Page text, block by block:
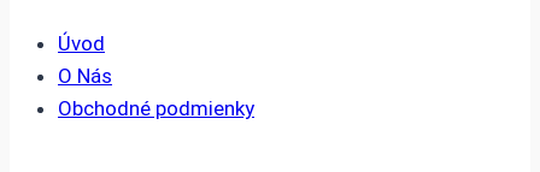
Úvod
O Nás
Obchodné podmienky